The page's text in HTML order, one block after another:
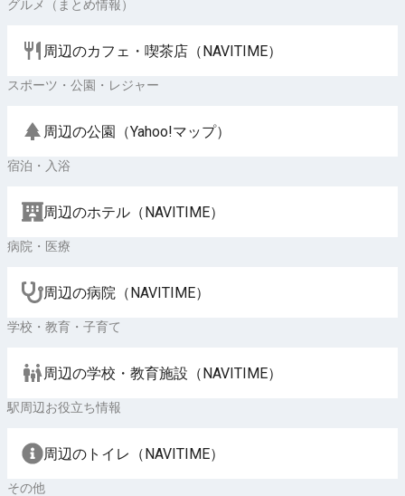
グルメ（まとめ情報）
周辺のカフェ・喫茶店（NAVITIME）
スポーツ・公園・レジャー
周辺の公園（Yahoo!マップ）
宿泊・入浴
周辺のホテル（NAVITIME）
病院・医療
周辺の病院（NAVITIME）
学校・教育・子育て
周辺の学校・教育施設（NAVITIME）
駅周辺お役立ち情報
周辺のトイレ（NAVITIME）
その他